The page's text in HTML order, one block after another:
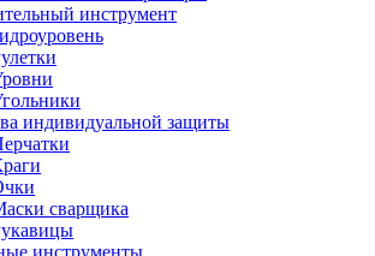
инструмент
индивидуальной защиты
сварщика
инструменты